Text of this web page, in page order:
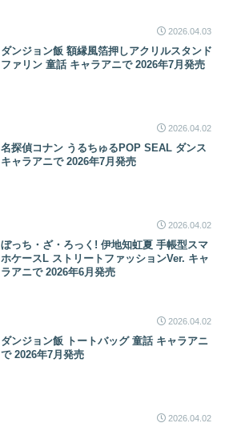
2026.04.03
ダンジョン飯 額縁風箔押しアクリルスタンド
ファリン 童話 キャラアニで 2026年7月発売
2026.04.02
名探偵コナン うるちゅるPOP SEAL ダンス
キャラアニで 2026年7月発売
2026.04.02
ぼっち・ざ・ろっく! 伊地知虹夏 手帳型スマ
ホケースL ストリートファッションVer. キャ
ラアニで 2026年6月発売
2026.04.02
ダンジョン飯 トートバッグ 童話 キャラアニ
で 2026年7月発売
2026.04.02